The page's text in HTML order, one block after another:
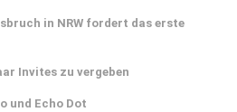
in NRW fordert das erste
Invites zu vergeben
und Echo Dot